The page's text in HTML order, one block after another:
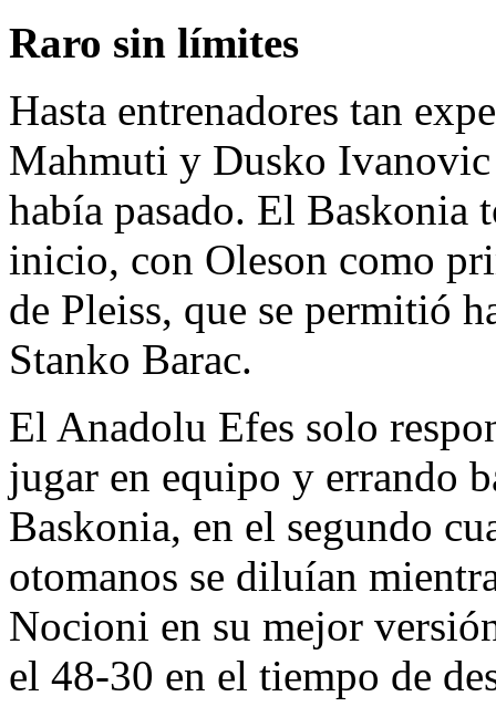
Raro sin límites
Hasta entrenadores tan
Mahmuti y Dusko Ivanovic
había pasado. El Baskonia
inicio, con Oleson como
de Pleiss, que se permitió
Stanko Barac.
El Anadolu Efes solo
jugar en equipo y errando
Baskonia, en el segundo
otomanos se diluían
Nocioni en su mejor
el 48-30 en el tiempo de